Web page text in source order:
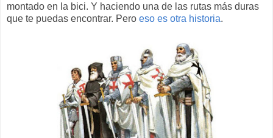
montado en la bici. Y haciendo una de las rutas más duras
que te puedas encontrar. Pero eso es otra historia.